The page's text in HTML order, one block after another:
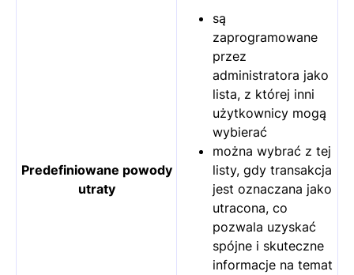
Predefiniowane powody
utraty
są
zaprogramowane
przez
administratora jako
lista, z której inni
użytkownicy mogą
wybierać
można wybrać z tej
listy, gdy transakcja
jest oznaczana jako
utracona, co
pozwala uzyskać
spójne i skuteczne
informacje na temat